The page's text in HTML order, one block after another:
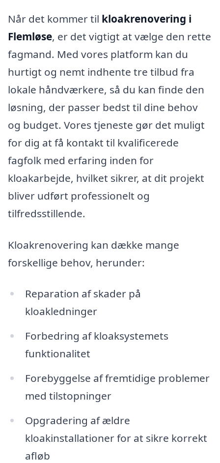
Når det kommer til kloakrenovering i
Flemløse, er det vigtigt at vælge den rette
fagmand. Med vores platform kan du
hurtigt og nemt indhente tre tilbud fra
lokale håndværkere, så du kan finde den
løsning, der passer bedst til dine behov
og budget. Vores tjeneste gør det muligt
for dig at få kontakt til kvalificerede
fagfolk med erfaring inden for
kloakarbejde, hvilket sikrer, at dit projekt
bliver udført professionelt og
tilfredsstillende.
Kloakrenovering kan dække mange
forskellige behov, herunder:
Reparation af skader på
kloakledninger
Forbedring af kloaksystemets
funktionalitet
Forebyggelse af fremtidige problemer
med tilstopninger
Opgradering af ældre
kloakinstallationer for at sikre korrekt
afløb